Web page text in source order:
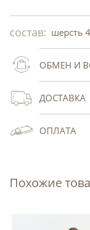
состав: шерсть
ОБМЕН И
ДОСТАВКА
ОПЛАТА
Похожие